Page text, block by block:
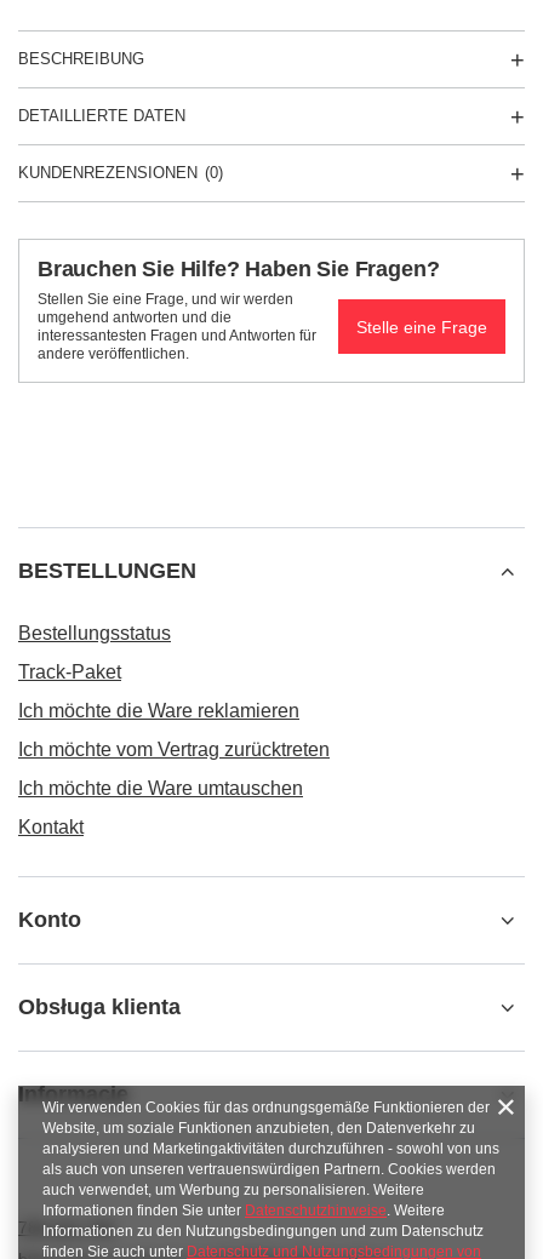
BESCHREIBUNG
DETAILLIERTE DATEN
KUNDENREZENSIONEN (0)
Brauchen Sie Hilfe? Haben Sie Fragen?
Stellen Sie eine Frage, und wir werden
umgehend antworten und die
interessantesten Fragen und Antworten für
andere veröffentlichen.
Stelle eine Frage
BESTELLUNGEN
Bestellungsstatus
Track-Paket
Ich möchte die Ware reklamieren
Ich möchte vom Vertrag zurücktreten
Ich möchte die Ware umtauschen
Kontakt
Konto
Obsługa klienta
Informacje
789 221 795
Wir verwenden Cookies für das ordnungsgemäße Funktionieren der
Website, um soziale Funktionen anzubieten, den Datenverkehr zu
analysieren und Marketingaktivitäten durchzuführen - sowohl von uns
als auch von unseren vertrauenswürdigen Partnern. Cookies werden
auch verwendet, um Werbung zu personalisieren. Weitere
Informationen finden Sie unter Datenschutzhinweise. Weitere
Informationen zu den Nutzungsbedingungen und zum Datenschutz
finden Sie auch unter Datenschutz und Nutzungsbedingungen von